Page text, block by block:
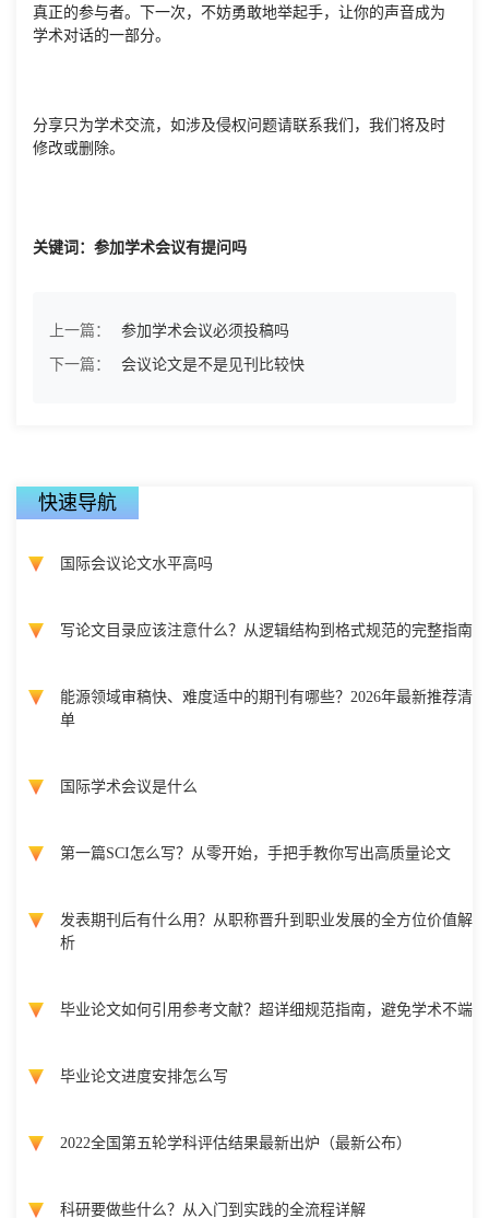
真正的参与者。下一次，不妨勇敢地举起手，让你的声音成为
学术对话的一部分。
分享只为学术交流，如涉及侵权问题请联系我们，我们将及时
修改或删除。
关键词：参加学术会议有提问吗
上一篇：
参加学术会议必须投稿吗
下一篇：
会议论文是不是见刊比较快
快速导航
国际会议论文水平高吗
写论文目录应该注意什么？从逻辑结构到格式规范的完整指南
能源领域审稿快、难度适中的期刊有哪些？2026年最新推荐清
单
国际学术会议是什么
第一篇SCI怎么写？从零开始，手把手教你写出高质量论文
发表期刊后有什么用？从职称晋升到职业发展的全方位价值解
析
毕业论文如何引用参考文献？超详细规范指南，避免学术不端
毕业论文进度安排怎么写
2022全国第五轮学科评估结果最新出炉（最新公布）
科研要做些什么？从入门到实践的全流程详解